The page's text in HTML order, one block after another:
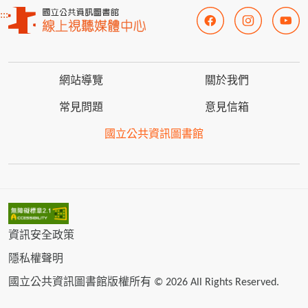
:::
網站導覽 關於我們
常見問題 意見信箱
國立公共資訊圖書館
資訊安全政策
隱私權聲明
國立公共資訊圖書館版權所有 © 2026 All Rights Reserved.